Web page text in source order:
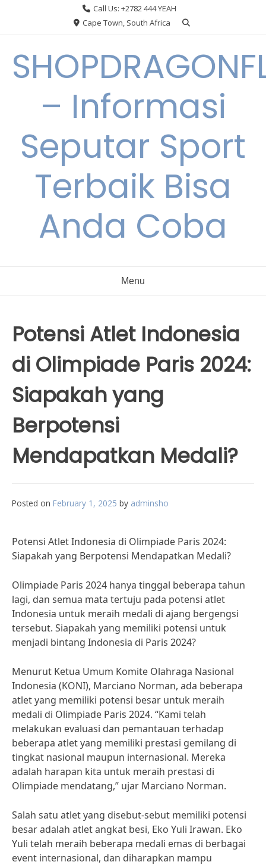
Call Us: +2782 444 YEAH
Cape Town, South Africa
– Informasi
Seputar Sport
Terbaik Bisa
Anda Coba
Menu
Potensi Atlet Indonesia
di Olimpiade Paris 2024:
Siapakah yang
Berpotensi
Mendapatkan Medali?
Posted on February 1, 2025 by adminsho
Potensi Atlet Indonesia di Olimpiade Paris 2024:
Siapakah yang Berpotensi Mendapatkan Medali?
Olimpiade Paris 2024 hanya tinggal beberapa tahun
lagi, dan semua mata tertuju pada potensi atlet
Indonesia untuk meraih medali di ajang bergengsi
tersebut. Siapakah yang memiliki potensi untuk
menjadi bintang Indonesia di Paris 2024?
Menurut Ketua Umum Komite Olahraga Nasional
Indonesia (KONI), Marciano Norman, ada beberapa
atlet yang memiliki potensi besar untuk meraih
medali di Olimpiade Paris 2024. “Kami telah
melakukan evaluasi dan pemantauan terhadap
beberapa atlet yang memiliki prestasi gemilang di
tingkat nasional maupun internasional. Mereka
adalah harapan kita untuk meraih prestasi di
Olimpiade mendatang,” ujar Marciano Norman.
Salah satu atlet yang disebut-sebut memiliki potensi
besar adalah atlet angkat besi, Eko Yuli Irawan. Eko
Yuli telah meraih beberapa medali emas di berbagai
event internasional, dan diharapkan mampu